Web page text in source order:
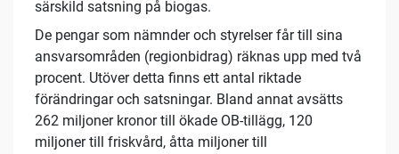
särskild satsning på biogas.
De pengar som nämnder och styrelser får till sina
ansvarsområden (regionbidrag) räknas upp med två
procent. Utöver detta finns ett antal riktade
förändringar och satsningar. Bland annat avsätts
262 miljoner kronor till ökade OB-tillägg, 120
miljoner till friskvård, åtta miljoner till